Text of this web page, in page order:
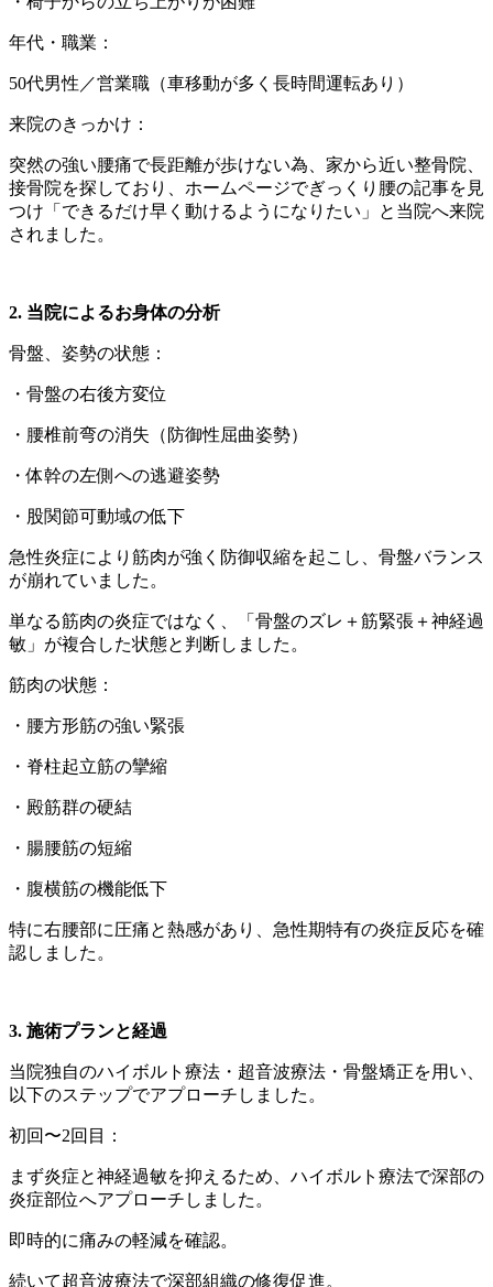
年代・職業：
50代男性／営業職（車移動が多く長時間運転あり）
来院のきっかけ：
突然の強い腰痛で長距離が歩けない為、家から近い整骨院、
接骨院を探しており、ホームページでぎっくり腰の記事を見
つけ「できるだけ早く動けるようになりたい」と当院へ来院
されました。
2. 当院によるお身体の分析
骨盤、姿勢の状態：
・骨盤の右後方変位
・腰椎前弯の消失（防御性屈曲姿勢）
・体幹の左側への逃避姿勢
・股関節可動域の低下
急性炎症により筋肉が強く防御収縮を起こし、骨盤バランス
が崩れていました。
単なる筋肉の炎症ではなく、「骨盤のズレ＋筋緊張＋神経過
敏」が複合した状態と判断しました。
筋肉の状態：
・腰方形筋の強い緊張
・脊柱起立筋の攣縮
・殿筋群の硬結
・腸腰筋の短縮
・腹横筋の機能低下
特に右腰部に圧痛と熱感があり、急性期特有の炎症反応を確
認しました。
3. 施術プランと経過
当院独自のハイボルト療法・超音波療法・骨盤矯正を用い、
以下のステップでアプローチしました。
初回〜2回目：
まず炎症と神経過敏を抑えるため、ハイボルト療法で深部の
炎症部位へアプローチしました。
即時的に痛みの軽減を確認。
続いて超音波療法で深部組織の修復促進。